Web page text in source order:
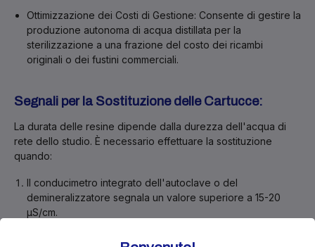
Ottimizzazione dei Costi di Gestione: Consente di gestire la
produzione autonoma di acqua distillata per la
sterilizzazione a una frazione del costo dei ricambi
originali o dei fustini commerciali.
Segnali per la Sostituzione delle Cartucce:
La durata delle resine dipende dalla durezza dell'acqua di
rete dello studio. È necessario effettuare la sostituzione
quando:
Il conducimetro integrato dell'autoclave o del
demineralizzatore segnala un valore superiore a 15-20
µS/cm.
Si accende la spia di allarme qualità dell'acqua sul display